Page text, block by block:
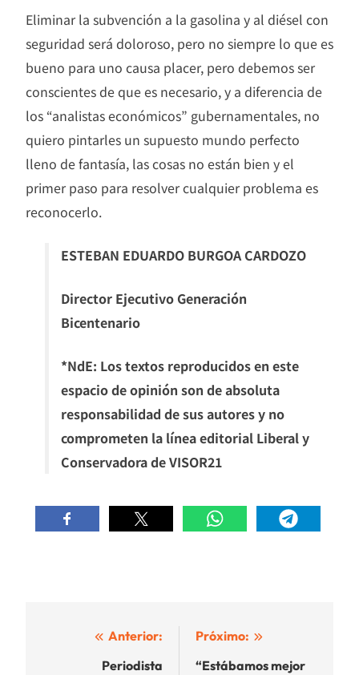
Eliminar la subvención a la gasolina y al diésel con
seguridad será doloroso, pero no siempre lo que es
bueno para uno causa placer, pero debemos ser
conscientes de que es necesario, y a diferencia de
los “analistas económicos” gubernamentales, no
quiero pintarles un supuesto mundo perfecto
lleno de fantasía, las cosas no están bien y el
primer paso para resolver cualquier problema es
reconocerlo.
ESTEBAN EDUARDO BURGOA CARDOZO
Director Ejecutivo Generación
Bicentenario
*NdE: Los textos reproducidos en este
espacio de opinión son de absoluta
responsabilidad de sus autores y no
comprometen la línea editorial Liberal y
Conservadora de VISOR21
Navegación
Anterior:
Periodista
Próximo:
“Estábamos mejor